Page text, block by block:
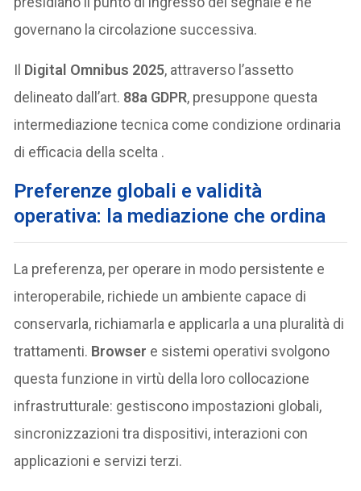
governano la circolazione successiva.
Il Digital Omnibus 2025, attraverso l’assetto
delineato dall’art. 88a GDPR, presuppone questa
intermediazione tecnica come condizione ordinaria
di efficacia della scelta .
Preferenze globali e validità
operativa: la mediazione che ordina
La preferenza, per operare in modo persistente e
interoperabile, richiede un ambiente capace di
conservarla, richiamarla e applicarla a una pluralità di
trattamenti. Browser e sistemi operativi svolgono
questa funzione in virtù della loro collocazione
infrastrutturale: gestiscono impostazioni globali,
sincronizzazioni tra dispositivi, interazioni con
applicazioni e servizi terzi.